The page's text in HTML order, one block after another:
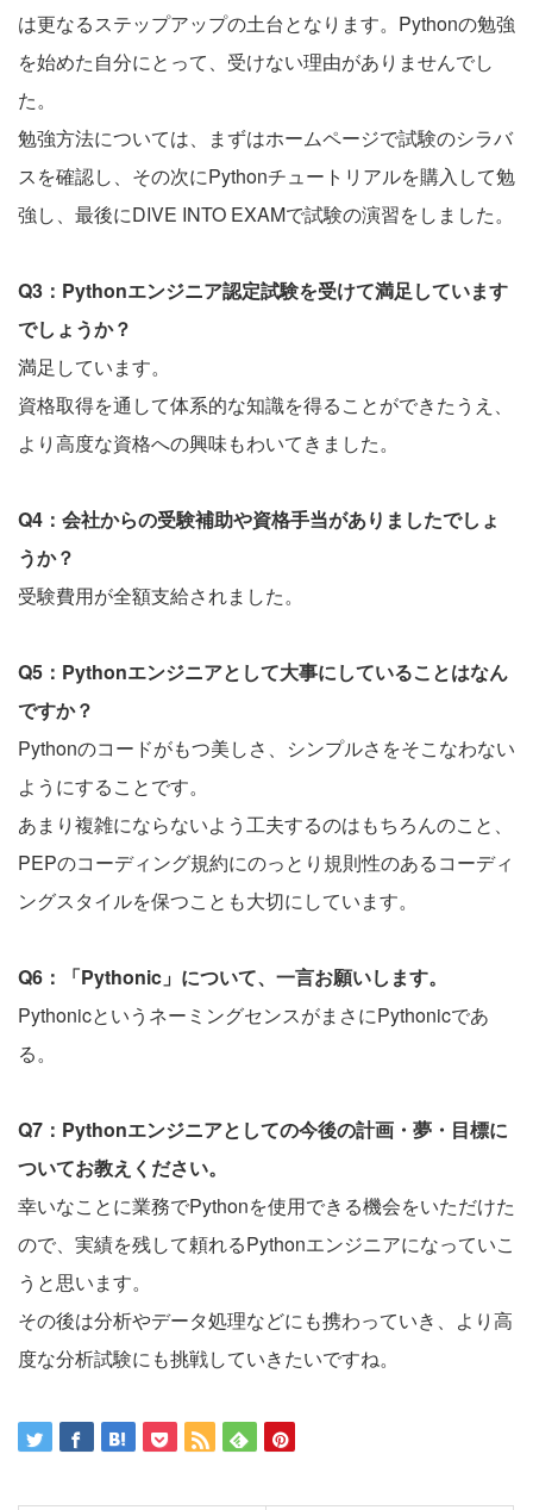
は更なるステップアップの土台となります。Pythonの勉強
を始めた自分にとって、受けない理由がありませんでし
た。
勉強方法については、まずはホームページで試験のシラバ
スを確認し、その次にPythonチュートリアルを購入して勉
強し、最後にDIVE INTO EXAMで試験の演習をしました。
Q3：Pythonエンジニア認定試験を受けて満足しています
でしょうか？
満足しています。
資格取得を通して体系的な知識を得ることができたうえ、
より高度な資格への興味もわいてきました。
Q4：会社からの受験補助や資格手当がありましたでしょ
うか？
受験費用が全額支給されました。
Q5：Pythonエンジニアとして大事にしていることはなん
ですか？
Pythonのコードがもつ美しさ、シンプルさをそこなわない
ようにすることです。
あまり複雑にならないよう工夫するのはもちろんのこと、
PEPのコーディング規約にのっとり規則性のあるコーディ
ングスタイルを保つことも大切にしています。
Q6：「Pythonic」について、一言お願いします。
PythonicというネーミングセンスがまさにPythonicであ
る。
Q7：Pythonエンジニアとしての今後の計画・夢・目標に
ついてお教えください。
幸いなことに業務でPythonを使用できる機会をいただけた
ので、実績を残して頼れるPythonエンジニアになっていこ
うと思います。
その後は分析やデータ処理などにも携わっていき、より高
度な分析試験にも挑戦していきたいですね。